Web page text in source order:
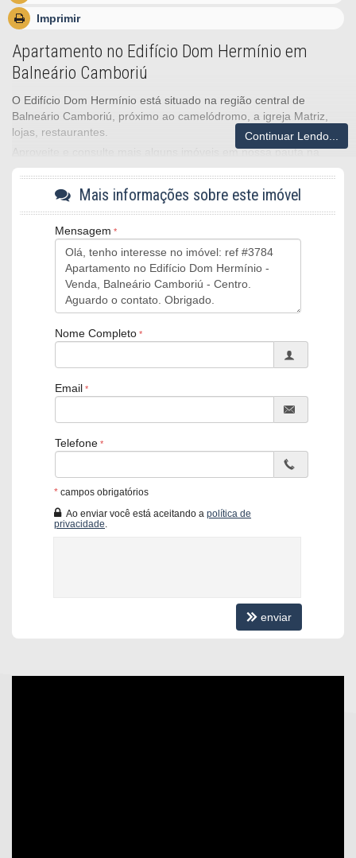
Imprimir
Apartamento no Edifício Dom Hermínio em
Balneário Camboriú
O Edifício Dom Hermínio está situado na região central de
Balneário Camboriú, próximo ao camelódromo, a igreja Matriz,
lojas, restaurantes.
Aproveite e consulte mais alguns imóveis em nossa pauta na
Imóveis localizados na Barra Sul
Imóveis localizados no Centro
Imóveis localizados no Pioneiros
*Os valores dos imóveis estão sujeitos a alteração sem aviso
Apartamento Dom Hermínio:
03 Dormitórios, sendo 01 suíte
Churrasqueira a carvão
Características do Imóvel
Ar Condicionado
Sacada com Churrasqueira
Sala de Estar
Sala de Jantar
Cozinha
Continuar Lendo...
Mais informações sobre este imóvel
Mensagem
Nome Completo
Email
Telefone
* campos obrigatórios
Ao enviar você está aceitando a política de
privacidade
enviar